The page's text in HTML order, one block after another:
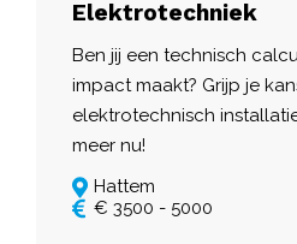
Elektrotechniek
Ben jij een technisch
impact maakt? Grijp je
elektrotechnisch
meer nu!
Hattem
€ 3500 - 5000